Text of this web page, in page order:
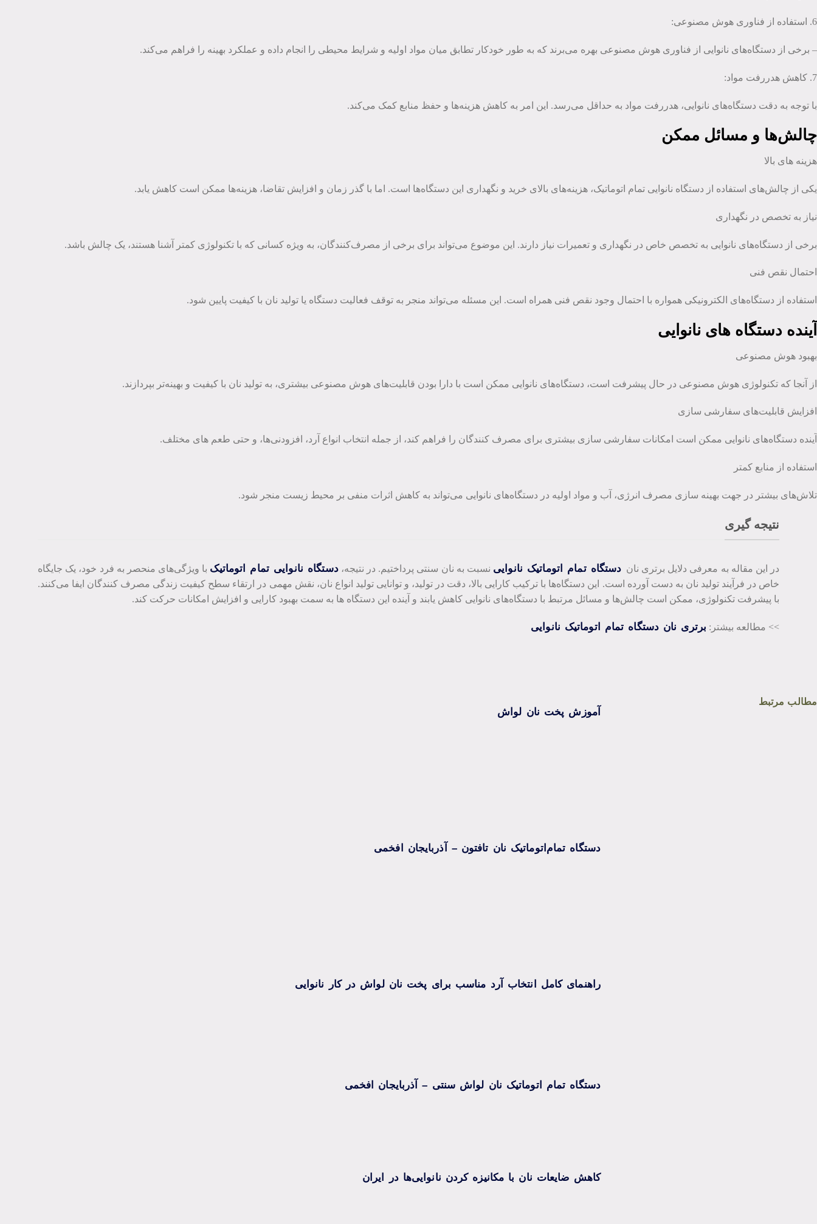
6. استفاده از فناوری هوش مصنوعی:
– برخی از دستگاه‌های نانوایی از فناوری هوش مصنوعی بهره می‌برند که به طور خودکار تطابق میان مواد اولیه و شرایط محیطی را انجام داده و عملکرد بهینه را فراهم می‌کند.
7. کاهش هدررفت مواد:
با توجه به دقت دستگاه‌های نانوایی، هدررفت مواد به حداقل می‌رسد. این امر به کاهش هزینه‌ها و حفظ منابع کمک می‌کند.
چالش‌ها و مسائل ممکن
هزینه ‌های بالا
یکی از چالش‌های استفاده از دستگاه نانوایی تمام اتوماتیک، هزینه‌های بالای خرید و نگهداری این دستگاه‌ها است. اما با گذر زمان و افزایش تقاضا، هزینه‌ها ممکن است کاهش یابد.
نیاز به تخصص در نگهداری
برخی از دستگاه‌های نانوایی به تخصص خاص در نگهداری و تعمیرات نیاز دارند. این موضوع می‌تواند برای برخی از مصرف‌کنندگان، به ویژه کسانی که با تکنولوژی کمتر آشنا هستند، یک چالش باشد.
احتمال نقص فنی
استفاده از دستگاه‌های الکترونیکی همواره با احتمال وجود نقص فنی همراه است. این مسئله می‌تواند منجر به توقف فعالیت دستگاه یا تولید نان با کیفیت پایین شود.
آینده دستگاه‌ های نانوایی
بهبود هوش مصنوعی
از آنجا که تکنولوژی هوش مصنوعی در حال پیشرفت است، دستگاه‌های نانوایی ممکن است با دارا بودن قابلیت‌های هوش مصنوعی بیشتری، به تولید نان با کیفیت و بهینه‌تر بپردازند.
افزایش قابلیت‌های سفارشی ‌سازی
آینده دستگاه‌های نانوایی ممکن است امکانات سفارشی ‌سازی بیشتری برای مصرف ‌کنندگان را فراهم کند، از جمله انتخاب انواع آرد، افزودنی‌ها، و حتی طعم‌ های مختلف.
استفاده از منابع کمتر
تلاش‌های بیشتر در جهت بهینه ‌سازی مصرف انرژی، آب و مواد اولیه در دستگاه‌های نانوایی می‌تواند به کاهش اثرات منفی بر محیط زیست منجر شود.
نتیجه گیری
در این مقاله به معرفی دلایل برتری نان دستگاه تمام اتوماتیک نانوایی نسبت به نان سنتی پرداختیم. در نتیجه،دستگاه نانوایی تمام اتوماتیک با ویژگی‌های منحصر به فرد خود، یک جایگاه
خاص در فرآیند تولید نان به دست آورده است. این دستگاه‌ها با ترکیب کارایی بالا، دقت در تولید، و توانایی تولید انواع نان، نقش مهمی در ارتقاء سطح کیفیت زندگی مصرف ‌کنندگان ایفا می‌کنند.
با پیشرفت تکنولوژی، ممکن است چالش‌ها و مسائل مرتبط با دستگاه‌های نانوایی کاهش یابند و آینده این دستگاه‌ ها به سمت بهبود کارایی و افزایش امکانات حرکت کند.
>> مطالعه بیشتر: برتری نان دستگاه تمام اتوماتیک نانوایی
مطالب مرتبط
آموزش پخت نان لواش
دستگاه تمام‌اتوماتیک نان تافتون – آذربایجان افخمی
راهنمای کامل انتخاب آرد مناسب برای پخت نان لواش در کار نانوایی
دستگاه تمام اتوماتیک نان لواش سنتی – آذربایجان افخمی
کاهش ضایعات نان با مکانیزه کردن نانوایی‌ها در ایران